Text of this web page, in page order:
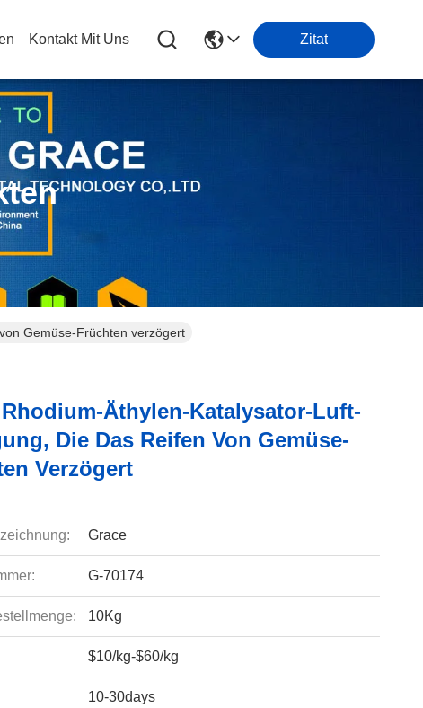
Kontakt Mit Uns Zitat
Gemüse-Früchten verzögert
Äthylen-Katalysator-Luft-
Die Das Reifen Von Gemüse-
Verzögert
Grace
G-70174
10Kg
$10/kg-$60/kg
10-30days